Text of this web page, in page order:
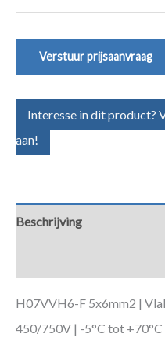
Verstuur prijsaanvraag
Interesse in dit product?
aan!
Beschrijving
H07VVH6-F 5x6mm2 |
450/750V | -5°C tot